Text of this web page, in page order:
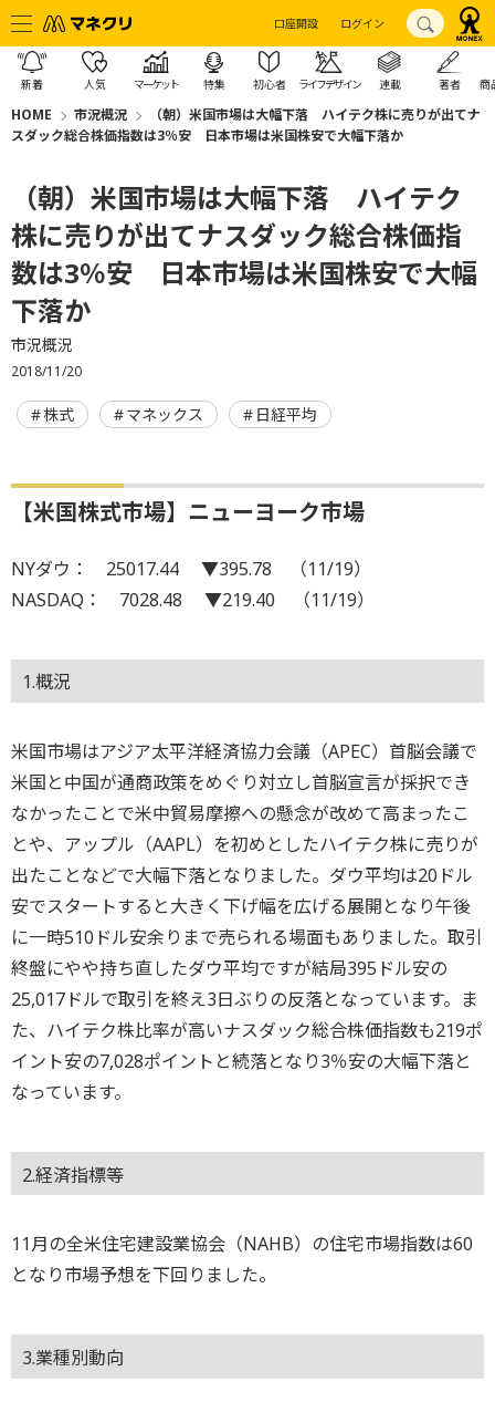
口座開設 ログイン
新着 人気 マーケット 特集 初心者 ライフデザイン 連載 著者 商
HOME 市況概況
（朝）米国市場は大幅下落 ハイテク株に売りが出てナ
スダック総合株価指数は3％安 日本市場は米国株安で大幅下落か
（朝）米国市場は大幅下落 ハイテク
株に売りが出てナスダック総合株価指
数は3％安 日本市場は米国株安で大幅
下落か
市況概況
2018/11/20
株式 マネックス 日経平均
【米国株式市場】ニューヨーク市場
NYダウ： 25017.44 ▼395.78 （11/19）
NASDAQ： 7028.48 ▼219.40 （11/19）
1.概況
米国市場はアジア太平洋経済協力会議（APEC）首脳会議で
米国と中国が通商政策をめぐり対立し首脳宣言が採択でき
なかったことで米中貿易摩擦への懸念が改めて高まったこ
とや、アップル（AAPL）を初めとしたハイテク株に売りが
出たことなどで大幅下落となりました。ダウ平均は20ドル
安でスタートすると大きく下げ幅を広げる展開となり午後
に一時510ドル安余りまで売られる場面もありました。取引
終盤にやや持ち直したダウ平均ですが結局395ドル安の
25,017ドルで取引を終え3日ぶりの反落となっています。ま
た、ハイテク株比率が高いナスダック総合株価指数も219ポ
イント安の7,028ポイントと続落となり3％安の大幅下落と
なっています。
2.経済指標等
11月の全米住宅建設業協会（NAHB）の住宅市場指数は60
となり市場予想を下回りました。
3.業種別動向